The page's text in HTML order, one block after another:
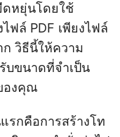
ดหยุ่นโดยใช้
ฟล์ PDF เพียงไฟล์
วิธีนี้ให้ความ
บขนาดที่จำเป็น
องคุณ
รกคือการสร้างโท